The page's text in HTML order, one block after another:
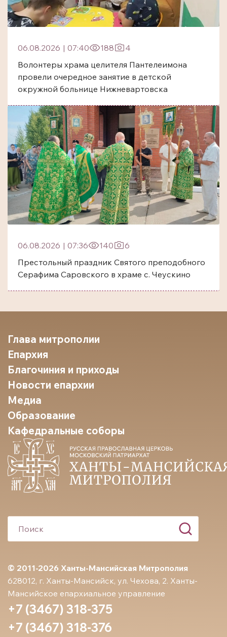
06.08.2026 | 07:40 188
4
Волонтеры храма целителя Пантелеимона
провели очередное занятие в детской
окружной больнице Нижневартовска
06.08.2026 | 07:36 140
6
Престольный праздник Святого преподобного
Серафима Саровского в храме с. Чеускино
© 2011-2026 Ханты-Мансийская Митрополия
628012, г. Ханты-Мансийск, ул. Чехова, 2. Ханты-
Мансийское епархиальное управление
+7 (3467) 318-375
+7 (3467) 318-376
Глава митрополии
Епархия
Благочиния и приходы
Новости епархии
Медиа
Образование
Кафедральные соборы